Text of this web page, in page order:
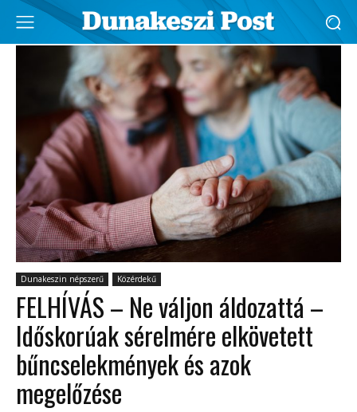
Dunakeszin népszerű Közérdekű
FELHÍVÁS – Ne váljon áldozattá –
Időskorúak sérelmére elkövetett
bűncselekmények és azok
megelőzése